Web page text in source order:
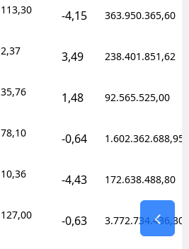
113,30 -4,15 363.950.365,60
2,37 3,49 238.401.851,62
35,76 1,48 92.565.525,00
78,10 -0,64 1.602.362.688,95
10,36 -4,43 172.638.488,80
127,00 -0,63 3.772.734.436,30